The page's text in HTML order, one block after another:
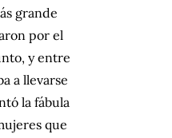
grande
por el
y entre
a llevarse
la fábula
que